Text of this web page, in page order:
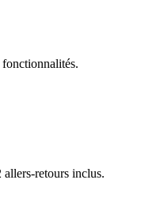
allers-retours inclus.